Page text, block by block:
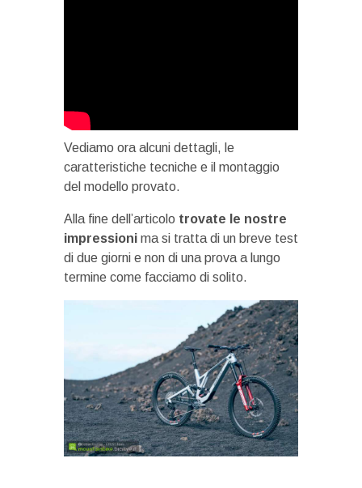
Vediamo ora alcuni dettagli, le
caratteristiche tecniche e il montaggio
del modello provato.
Alla fine dell’articolo trovate le nostre
impressioni ma si tratta di un breve test
di due giorni e non di una prova a lungo
termine come facciamo di solito.